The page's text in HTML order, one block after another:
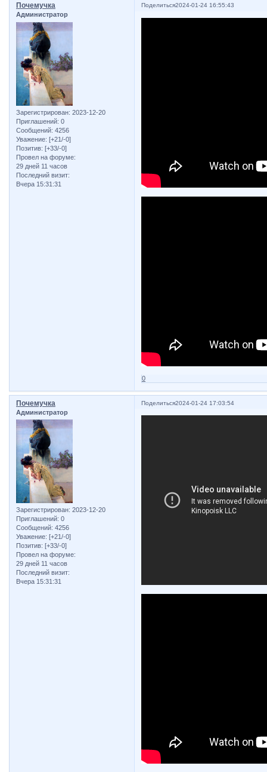
Поделиться2024-01-24 16:55:43
Почемучка
Администратор
Зарегистрирован: 2023-12-20
Приглашений: 0
Сообщений: 4256
Уважение: [+21/-0]
Позитив: [+33/-0]
Провел на форуме:
29 дней 11 часов
Последний визит:
Вчера 15:31:31
0
Поделиться2024-01-24 17:03:54
Почемучка
Администратор
Зарегистрирован: 2023-12-20
Приглашений: 0
Сообщений: 4256
Уважение: [+21/-0]
Позитив: [+33/-0]
Провел на форуме:
29 дней 11 часов
Последний визит:
Вчера 15:31:31